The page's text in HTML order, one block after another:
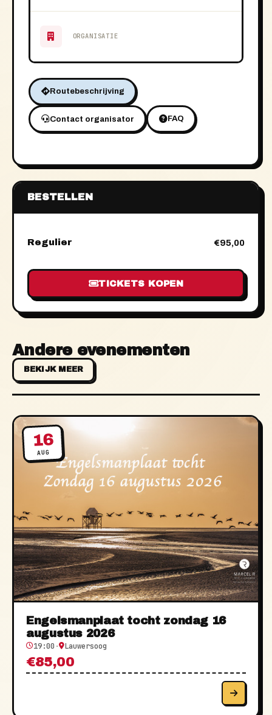
ORGANISATIE
Routebeschrijving
Contact organisator FAQ
BESTELLEN
Regulier €95,00
TICKETS KOPEN
Andere evenementen
BEKIJK MEER
16
AUG
Engelsmanplaat tocht zondag 16
augustus 2026
19:00 · Lauwersoog
€85,00